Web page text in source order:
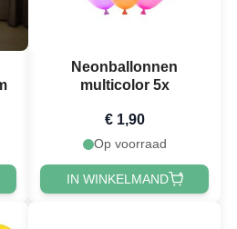
Neonballonnen
multicolor 5x
€ 1,90
Op voorraad
IN WINKELMAND